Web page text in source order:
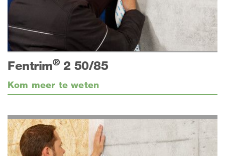
Fentrim®2 50/85
Kom meer te weten